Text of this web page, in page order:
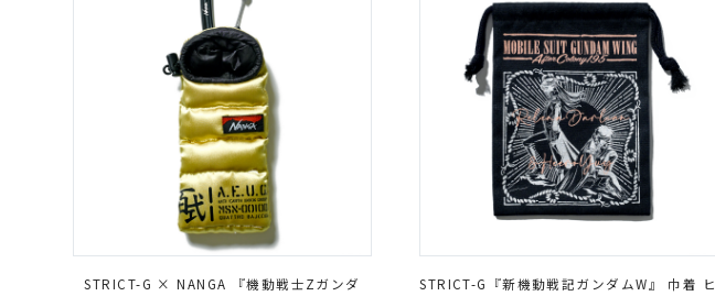
STRICT-G × NANGA 『機動戦士Zガンダ
STRICT-G『新機動戦記ガンダムW』 巾着 ヒ